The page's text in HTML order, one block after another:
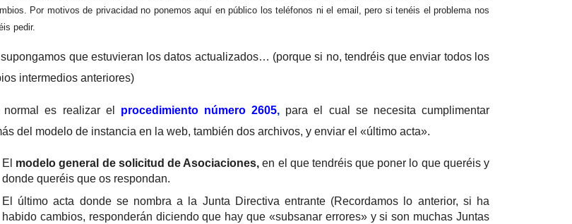
Por motivos de privacidad no ponemos aquí en público los teléfonos ni el email, pero si tenéis el problema nos
pedir.
supongamos que estuvieran los datos actualizados… (porque si no, tendréis que enviar todos los
intermedios anteriores)
es realizar el procedimiento número 2605, para el cual se necesita cumplimentar
del modelo de instancia en la web, también dos archivos, y enviar el «último acta».
El modelo general de solicitud de Asociaciones,en el que tendréis que poner lo que queréis y
donde queréis que os respondan.
El último acta donde se nombra a la Junta Directiva entrante (Recordamos lo anterior, si ha
habido cambios, responderán diciendo que hay que «subsanar errores» y si son muchas Juntas